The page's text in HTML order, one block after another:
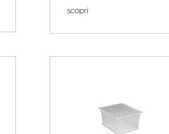
scopri